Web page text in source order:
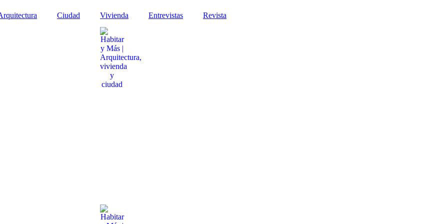
Ciudad Vivienda Entrevistas Revista